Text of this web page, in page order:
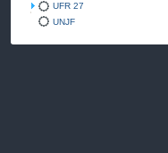
UFR 27
UNJF